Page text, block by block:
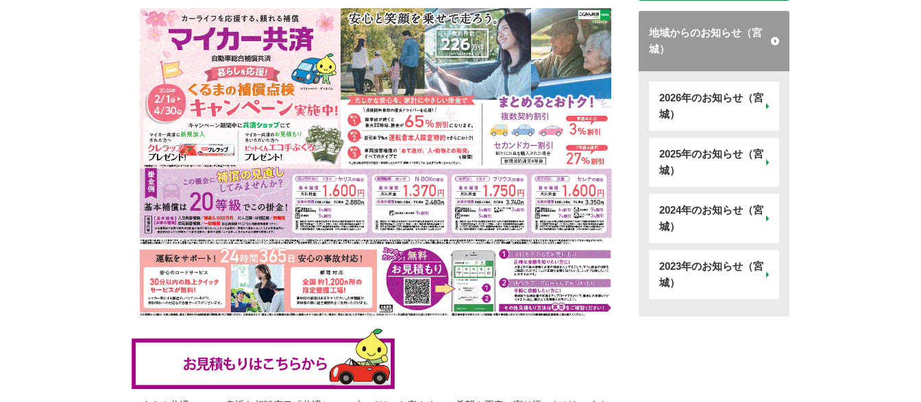
地域からのお知らせ（宮
城）
2026年のお知らせ（宮
城）
2025年のお知らせ（宮
城）
2024年のお知らせ（宮
城）
2023年のお知らせ（宮
城）